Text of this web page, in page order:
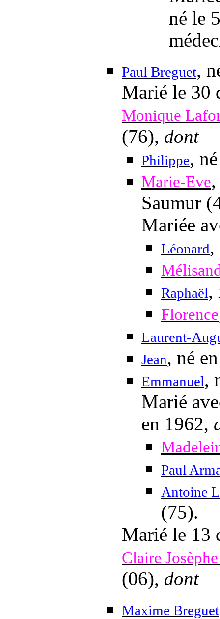
né le
Paul Breguet,
Marié le 30
Monique
(76), dont
Philippe,
Marie-Eve
Saumur
Mariée
Léonard,
Raphaël,
Florence
Laurent-
Jean, né
Emmanuel,
Marié
en 1962,
Paul
Antoine
(75).
Marié le 13
Claire
(06), dont
Maxime Breguet